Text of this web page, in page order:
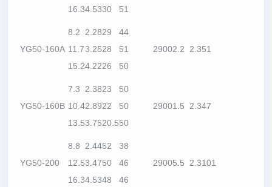
16.34.5330
51
YG50-160A
8.2
11.7
15.2
2.28
3.25
4.22
29
28
26
44
51
50
29002.2 2.351
YG50-160B
7.3
10.4
13.5
2.38
2.89
3.75
23
22
20.5
50
50
50
29001.5 2.347
YG50-200
8.8
12.5
16.3
2.44
3.47
4.53
52
50
48
38
46
46
29005.5 2.3101